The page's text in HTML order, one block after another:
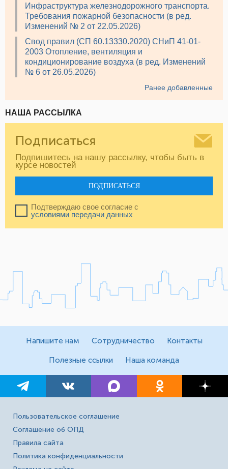
Инфраструктура железнодорожного транспорта.
Требования пожарной безопасности (в ред.
Изменений № 2 от 22.05.2026)
Свод правил (СП 60.13330.2020) СНиП 41-01-
2003 Отопление, вентиляция и
кондиционирование воздуха (в ред. Изменений
№ 6 от 26.05.2026)
Ранее добавленные
НАША РАССЫЛКА
Подписаться
Подпишитесь на нашу рассылку, чтобы быть в
курсе новостей
ПОДПИСАТЬСЯ
Подтверждаю свое согласие с
условиями передачи данных
Напишите нам Сотрудничество Контакты
Полезные ссылки Наша команда
Пользовательское соглашение
Соглашение об ОПД
Правила сайта
Политика конфиденциальности